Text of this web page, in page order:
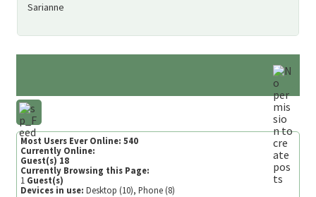
Sarianne
Most Users Ever Online: 540
Currently Online:
Guest(s) 18
Currently Browsing this Page:
1 Guest(s)
Devices in use: Desktop (10), Phone (8)